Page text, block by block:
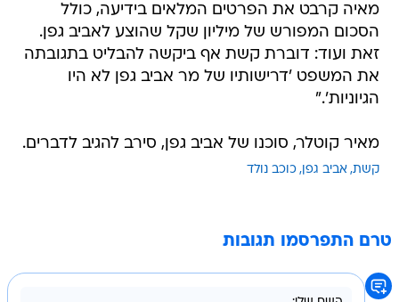
מאיה קרבט את הפרטים המלאים בידיעה, כולל
הסכום המפורש של מיליון שקל שהוצע לאביב גפן.
זאת ועוד: דוברת קשת אף ביקשה להבליט בתגובתה
את המשפט 'דרישותיו של מר אביב גפן לא היו
הגיוניות'."
מאיר קוטלר, סוכנו של אביב גפן, סירב להגיב לדברים.
קשת אביב גפן כוכב נולד
טרם התפרסמו תגובות